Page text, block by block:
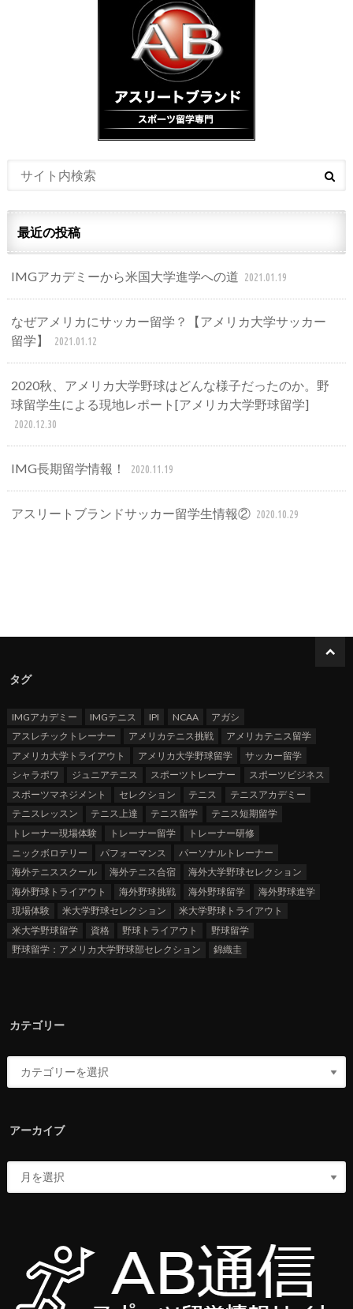
最近の投稿
IMGアカデミーから米国大学進学への道 2021.01.19
なぜアメリカにサッカー留学？【アメリカ大学サッカー
留学】
2021.01.12
2020秋、アメリカ大学野球はどんな様子だったのか。野
球留学生による現地レポート[アメリカ大学野球留学]
2020.12.30
IMG長期留学情報！ 2020.11.19
アスリートブランドサッカー留学生情報② 2020.10.29
タグ
IMGアカデミー IMGテニス IPI NCAA
アガシ
アスレチックトレーナー
アメリカテニス挑戦
アメリカテニス留学
アメリカ大学トライアウト
アメリカ大学野球留学
サッカー留学
シャラポワ
ジュニアテニス スポーツトレーナー
スポーツビジネス
スポーツマネジメント
セレクション テニス
テニスアカデミー
テニスレッスン
テニス上達 テニス留学
テニス短期留学
トレーナー現場体験
トレーナー留学
トレーナー研修
ニックボロテリー
パフォーマンス
パーソナルトレーナー
海外テニススクール
海外テニス合宿
海外大学野球セレクション
海外野球トライアウト
海外野球挑戦 海外野球留学
海外野球進学
現場体験
米大学野球セレクション
米大学野球トライアウト
米大学野球留学
資格 野球トライアウト
野球留学
野球留学：アメリカ大学野球部セレクション
錦織圭
カテゴリー
アーカイブ